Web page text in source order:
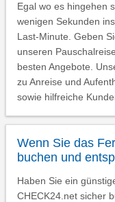
Egal wo es hingehen
wenigen Sekunden
Last-Minute. Geben
unseren
besten Angebote.
zu Anreise und
sowie hilfreiche
Wenn Sie das
buchen und
Haben Sie ein
CHECK24.net sicher